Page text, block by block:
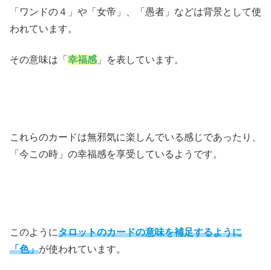
「ワンドの４」や「女帝」、「愚者」などは背景として使
われています。
その意味は「 幸福感 」を表しています。
これらのカードは無邪気に楽しんでいる感じであったり、
「今この時」の幸福感を享受しているようです。
このようにタロットのカードの意味を補足するように
「色」が使われています。